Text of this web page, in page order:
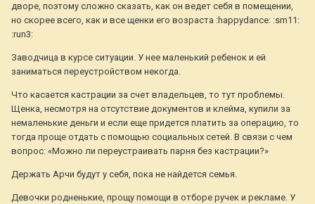
дворе, поэтому сложно сказать, как он ведет себя в помещении,
но скорее всего, как и все щенки его возраста :happydance: :sm11:
:run3:
Заводчица в курсе ситуации. У нее маленький ребенок и ей
заниматься переустройством некогда.
Что касается кастрации за счет владельцев, то тут проблемы.
Щенка, несмотря на отсутствие документов и клейма, купили за
немаленькие деньги и если еще придется платить за операцию, то
тогда проще отдать с помощью социальных сетей. В связи с чем
вопрос: «Можно ли переустраивать парня без кастрации?»
Держать Арчи будут у себя, пока не найдется семья.
Девочки родненькие, прощу помощи в отборе ручек и рекламе. У